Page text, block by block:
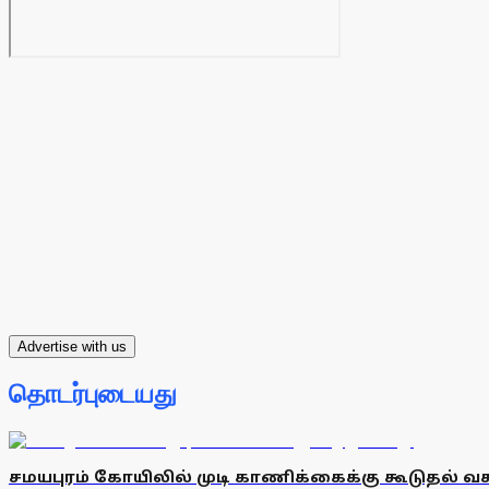
Advertise with us
தொடர்புடையது
சமயபுரம் கோயிலில் முடி காணிக்கைக்கு கூடுதல்